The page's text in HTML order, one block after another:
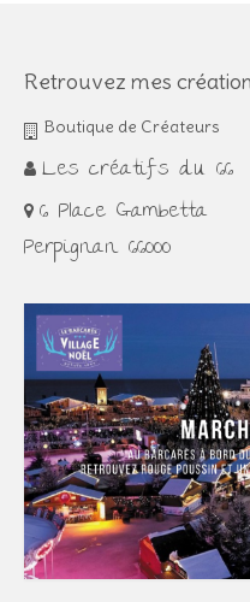
Retrouvez mes
Boutique de Créateurs
Les créatifs du 66
6 Place Gambetta
Perpignan 66000